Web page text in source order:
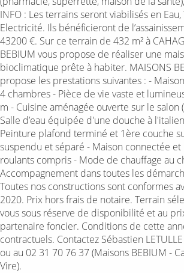
INFO : Les terrains seront viabilisés en
Electricité. Ils ​bénéficieront de
43200 €. Sur ce terrain de 432 m² à
BEBIUM vous propose de réaliser une
bioclimatique prête à habiter. MAISONS
propose les prestations suivantes : -
4 chambres - Pièce de vie vaste et
m - Cuisine aménagée ouverte sur le salon
Salle d’eau équipée d'une douche à
Peinture plafond terminé et 1ère couche
suspendu et séparé - Maison connectée
roulants compris - Mode de chauffage au
Accompagnement dans toutes les
Toutes nos constructions sont conformes
2020. Prix hors frais de notaire. Terrain
vous sous réserve de disponibilité et au
partenaire foncier. Conditions de cette
contractuels. Contactez Sébastien
ou au 02 31 70 76 37 (Maisons BEBIUM -
Vire).